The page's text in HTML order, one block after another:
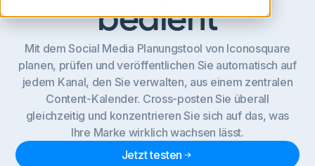
bedient
Mit dem Social Media Planungstool von Iconosquare
planen, prüfen und veröffentlichen Sie automatisch auf
jedem Kanal, den Sie verwalten, aus einem zentralen
Content-Kalender. Cross-posten Sie überall
gleichzeitig und konzentrieren Sie sich auf das, was
Ihre Marke wirklich wachsen lässt.
Jetzt testen